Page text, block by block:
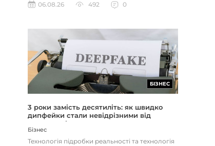
06.08.26
492 0
БІЗНЕС
3 роки замість десятиліть: як швидко
дипфейки стали невідрізними від
реальності
Бізнес
Технологія підробки реальності та технологія